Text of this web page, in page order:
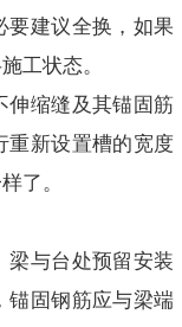
建议全换，如果
工状态。
缩缝及其锚固筋
重新设置槽的宽度
了。
与台处预留安装
锚固钢筋应与梁端